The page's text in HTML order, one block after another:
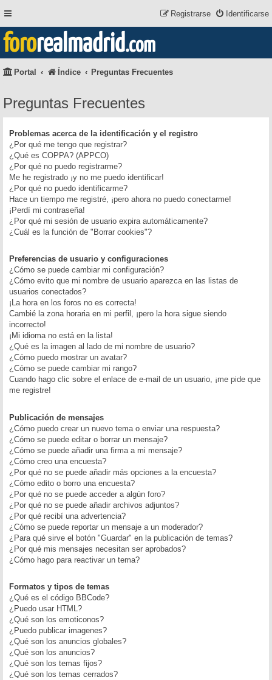
Identificarse
Registrarse
fororealmadrid.com
Portal Índice Preguntas Frecuentes
Preguntas Frecuentes
Problemas acerca de la identificación y el registro
¿Por qué me tengo que registrar?
¿Qué es COPPA? (APPCO)
¿Por qué no puedo registrarme?
Me he registrado ¡y no me puedo identificar!
¿Por qué no puedo identificarme?
Hace un tiempo me registré, ¡pero ahora no puedo conectarme!
¡Perdí mi contraseña!
¿Por qué mi sesión de usuario expira automáticamente?
¿Cuál es la función de "Borrar cookies"?
Preferencias de usuario y configuraciones
¿Cómo se puede cambiar mi configuración?
¿Cómo evito que mi nombre de usuario aparezca en las listas de
usuarios conectados?
¡La hora en los foros no es correcta!
Cambié la zona horaria en mi perfil, ¡pero la hora sigue siendo
incorrecto!
¡Mi idioma no está en la lista!
¿Qué es la imagen al lado de mi nombre de usuario?
¿Cómo puedo mostrar un avatar?
¿Cómo se puede cambiar mi rango?
Cuando hago clic sobre el enlace de e-mail de un usuario, ¡me pide que
me registre!
Publicación de mensajes
¿Cómo puedo crear un nuevo tema o enviar una respuesta?
¿Cómo se puede editar o borrar un mensaje?
¿Cómo se puede añadir una firma a mi mensaje?
¿Cómo creo una encuesta?
¿Por qué no se puede añadir más opciones a la encuesta?
¿Cómo edito o borro una encuesta?
¿Por qué no se puede acceder a algún foro?
¿Por qué no se puede añadir archivos adjuntos?
¿Por qué recibí una advertencia?
¿Cómo se puede reportar un mensaje a un moderador?
¿Para qué sirve el botón "Guardar" en la publicación de temas?
¿Por qué mis mensajes necesitan ser aprobados?
¿Cómo hago para reactivar un tema?
Formatos y tipos de temas
¿Qué es el código BBCode?
¿Puedo usar HTML?
¿Qué son los emoticonos?
¿Puedo publicar imagenes?
¿Qué son los anuncios globales?
¿Qué son los anuncios?
¿Qué son los temas fijos?
¿Qué son los temas cerrados?